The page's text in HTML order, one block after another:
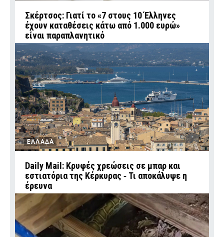
Σκέρτσος: Γιατί το «7 στους 10 Έλληνες
έχουν καταθέσεις κάτω από 1.000 ευρώ»
είναι παραπλανητικό
ΕΛΛΑΔΑ
Daily Mail: Κρυφές χρεώσεις σε μπαρ και
εστιατόρια της Κέρκυρας ‑ Τι αποκάλυψε η
έρευνα